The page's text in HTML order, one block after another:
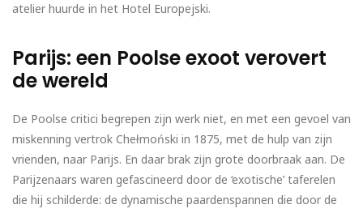
atelier huurde in het Hotel Europejski.
Parijs: een Poolse exoot verovert
de wereld
De Poolse critici begrepen zijn werk niet, en met een gevoel van
miskenning vertrok Chełmoński in 1875, met de hulp van zijn
vrienden, naar Parijs. En daar brak zijn grote doorbraak aan. De
Parijzenaars waren gefascineerd door de ‘exotische’ taferelen
die hij schilderde: de dynamische paardenspannen die door de